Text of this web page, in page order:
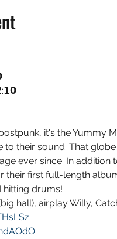
it's the Yummy
their sound. That
ever since. In
their first full-length
hitting drums!
hall), airplay Willy,